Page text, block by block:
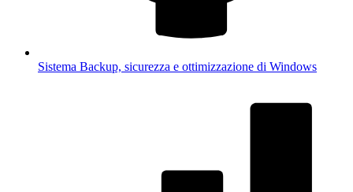
Sistema Backup, sicurezza e ottimizzazione di Windows